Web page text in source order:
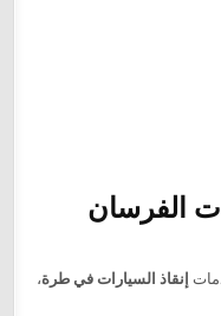
الفرسان
إنقاذ السيارات في طرة،